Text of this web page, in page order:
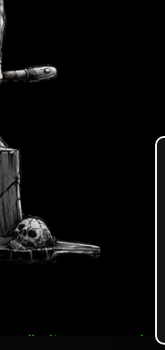
direitos reservados.